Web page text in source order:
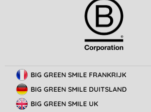
BIG GREEN SMILE FRANKRIJK
BIG GREEN SMILE DUITSLAND
BIG GREEN SMILE UK